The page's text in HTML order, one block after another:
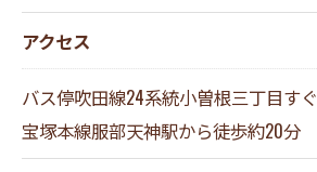
アクセス
バス停吹田線24系統小曽根三丁目すぐ
宝塚本線服部天神駅から徒歩約20分